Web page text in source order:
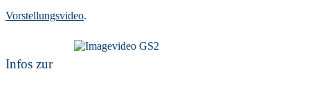
Vorstellungsvideo.
Infos zur